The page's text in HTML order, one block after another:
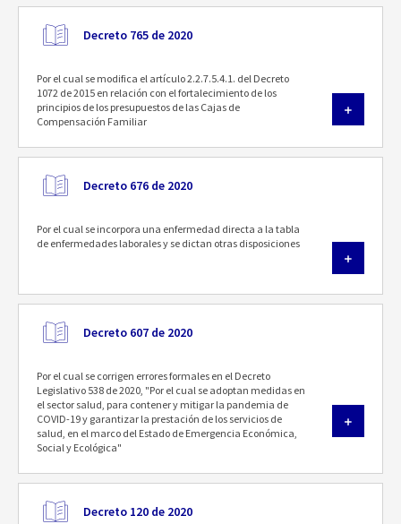
Decreto 765 de 2020
Por el cual se modifica el artículo 2.2.7.5.4.1. del Decreto
1072 de 2015 en relación con el fortalecimiento de los
principios de los presupuestos de las Cajas de
Compensación Familiar
Decreto 676 de 2020
Por el cual se incorpora una enfermedad directa a la tabla
de enfermedades laborales y se dictan otras disposiciones
Decreto 607 de 2020
Por el cual se corrigen errores formales en el Decreto
Legislativo 538 de 2020, "Por el cual se adoptan medidas en
el sector salud, para contener y mitigar la pandemia de
COVID-19 y garantizar la prestación de los servicios de
salud, en el marco del Estado de Emergencia Económica,
Social y Ecológica"
Decreto 120 de 2020